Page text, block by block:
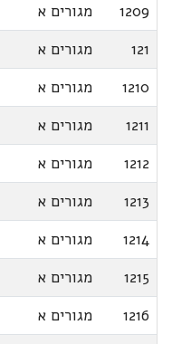
1209
מגורים א
121
מגורים א
1210
מגורים א
1211
מגורים א
1212
מגורים א
1213
מגורים א
1214
מגורים א
1215
מגורים א
1216
מגורים א